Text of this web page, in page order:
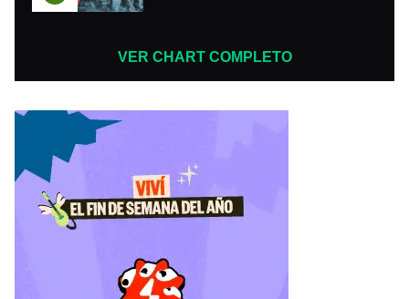
VER CHART COMPLETO